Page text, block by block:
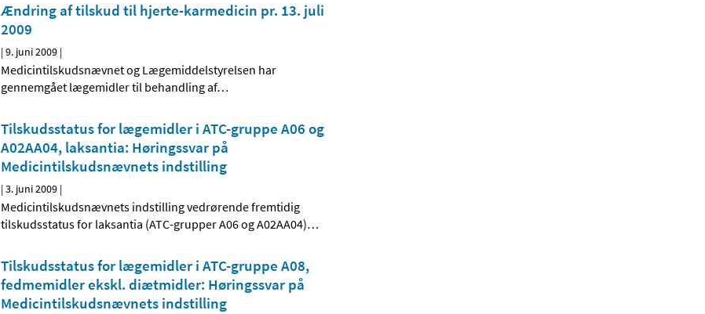
Ændring af tilskud til hjerte-karmedicin pr. 13. juli
2009
|9. juni 2009 |
Medicintilskudsnævnet og Lægemiddelstyrelsen har
gennemgået lægemidler til behandling af…
Tilskudsstatus for lægemidler i ATC-gruppe A06 og
A02AA04, laksantia: Høringssvar på
Medicintilskudsnævnets indstilling
|3. juni 2009 |
Medicintilskudsnævnets indstilling vedrørende fremtidig
tilskudsstatus for laksantia (ATC-grupper A06 og A02AA04)…
Tilskudsstatus for lægemidler i ATC-gruppe A08,
fedmemidler ekskl. diætmidler: Høringssvar på
Medicintilskudsnævnets indstilling